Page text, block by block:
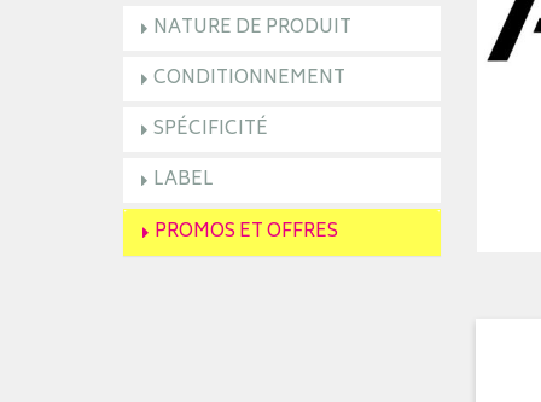
NATURE DE PRODUIT
CONDITIONNEMENT
SPÉCIFICITÉ
LABEL
PROMOS ET OFFRES